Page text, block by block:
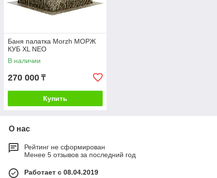
Баня палатка Morzh МОРЖ
КУБ XL NEO
В наличии
270 000 ₸
Купить
О нас
Рейтинг не сформирован
Менее 5 отзывов за последний год
Работает с 08.04.2019